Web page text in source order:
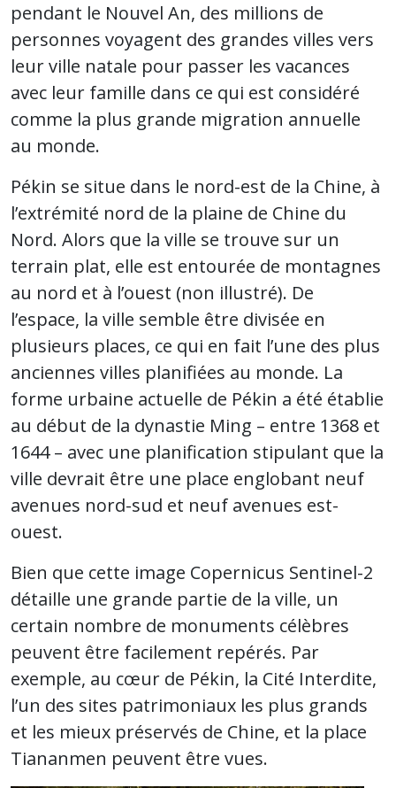
pendant le Nouvel An, des millions de
personnes voyagent des grandes villes vers
leur ville natale pour passer les vacances
avec leur famille dans ce qui est considéré
comme la plus grande migration annuelle
au monde.
Pékin se situe dans le nord-est de la Chine, à
l’extrémité nord de la plaine de Chine du
Nord. Alors que la ville se trouve sur un
terrain plat, elle est entourée de montagnes
au nord et à l’ouest (non illustré). De
l’espace, la ville semble être divisée en
plusieurs places, ce qui en fait l’une des plus
anciennes villes planifiées au monde. La
forme urbaine actuelle de Pékin a été établie
au début de la dynastie Ming – entre 1368 et
1644 – avec une planification stipulant que la
ville devrait être une place englobant neuf
avenues nord-sud et neuf avenues est-
ouest.
Bien que cette image Copernicus Sentinel-2
détaille une grande partie de la ville, un
certain nombre de monuments célèbres
peuvent être facilement repérés. Par
exemple, au cœur de Pékin, la Cité Interdite,
l’un des sites patrimoniaux les plus grands
et les mieux préservés de Chine, et la place
Tiananmen peuvent être vues.